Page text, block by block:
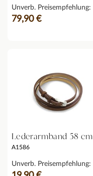
Unverb. Preisempfehlung:
79,90 €
Lederarmband 58 cm
A1586
Unverb. Preisempfehlung: